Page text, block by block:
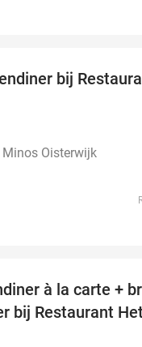
bij
Minos Oisterwijk
à la carte +
bij Restaurant